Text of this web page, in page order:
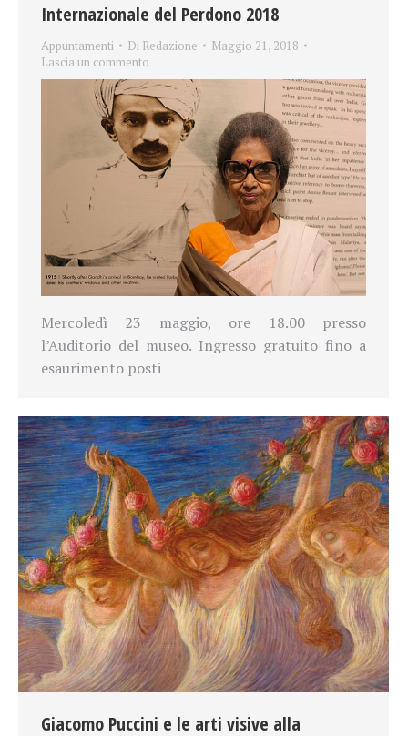
Internazionale del Perdono 2018
Appuntamenti Di Redazione
Maggio 21, 2018
Lascia un commento
Mercoledì 23 maggio, ore 18.00 presso
l’Auditorio del museo. Ingresso gratuito fino a
esaurimento posti
Giacomo Puccini e le arti visive alla